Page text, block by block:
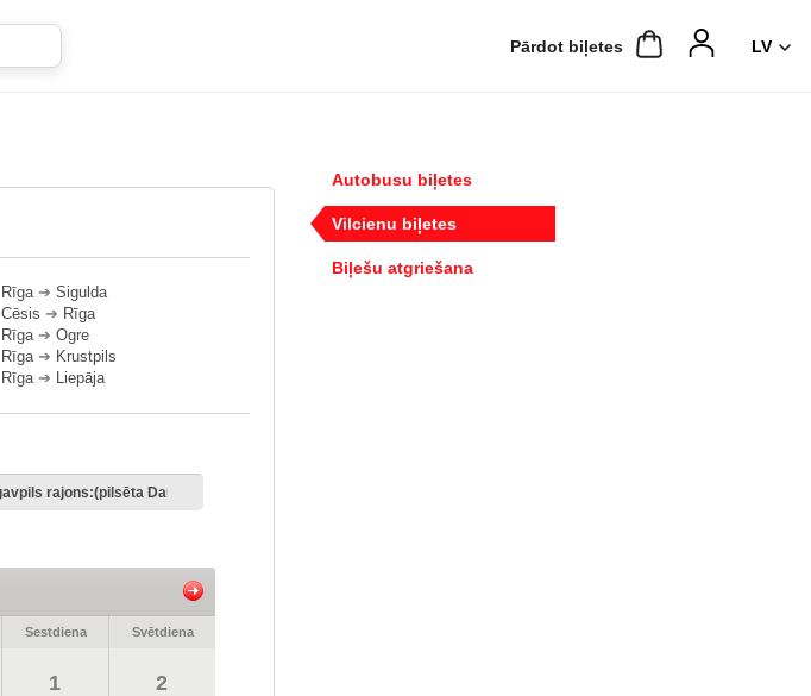
Pārdot biļetes
Rīga➔ Sigulda
Cēsis ➔ Rīga
Rīga➔ Ogre
Rīga➔ Krustpils
Rīga➔ Liepāja
Sestdiena Svētdiena
1 2
Autobusu biļetes
Vilcienu biļetes
Biļešu atgriešana